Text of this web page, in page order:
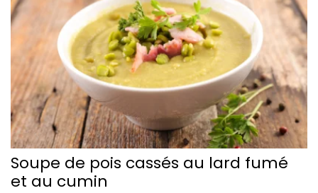
Soupe de pois cassés au lard fumé
et au cumin